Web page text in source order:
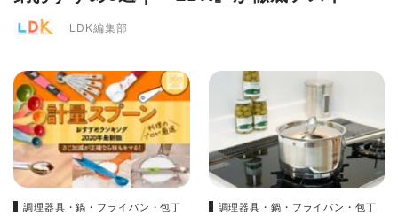
LDK編集部
調理器具・鍋・フライパン・包丁 調理器具・鍋・フライパン・包丁